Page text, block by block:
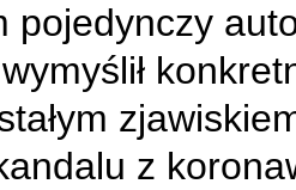
pojedynczy
z